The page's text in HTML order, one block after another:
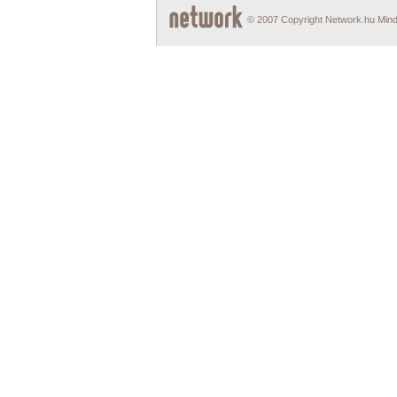
© 2007 Copyright Network.hu